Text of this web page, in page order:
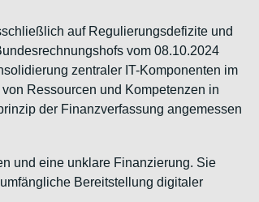
auf Regulierungsdefizite und
vom 08.10.2024
zentraler IT-Komponenten im
Ressourcen und Kompetenzen in
der Finanzverfassung angemessen
und eine unklare Finanzierung. Sie
Bereitstellung digitaler